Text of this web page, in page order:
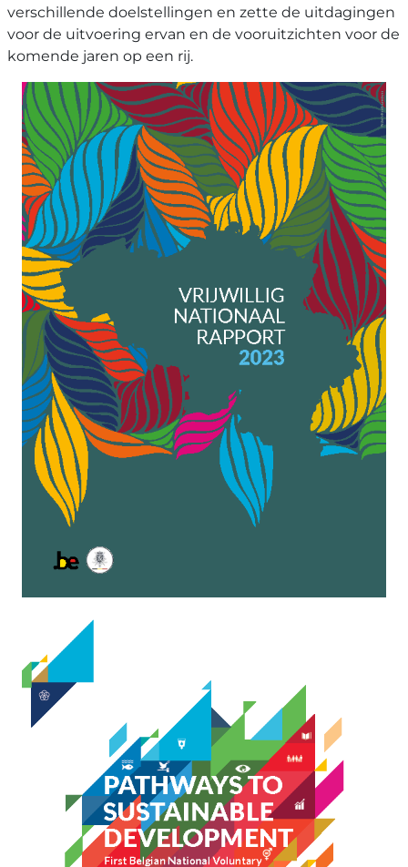
verschillende doelstellingen en zette de uitdagingen
voor de uitvoering ervan en de vooruitzichten voor de
komende jaren op een rij.